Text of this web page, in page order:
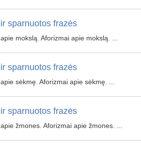
ir sparnuotos frazės
apie mokslą. Aforizmai apie mokslą. ...
ir sparnuotos frazės
apie sėkmę. Aforizmai apie sėkmę. ...
ir sparnuotos frazės
apie žmones. Aforizmai apie žmones. ...